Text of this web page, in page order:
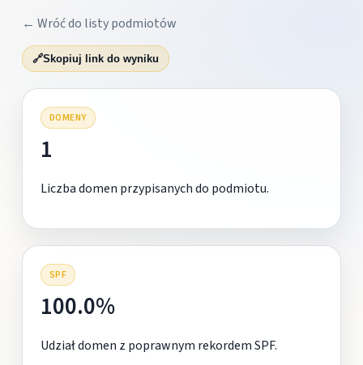
← Wróć do listy podmiotów
🔗Skopiuj link do wyniku
DOMENY
1
Liczba domen przypisanych do podmiotu.
SPF
100.0%
Udział domen z poprawnym rekordem SPF.